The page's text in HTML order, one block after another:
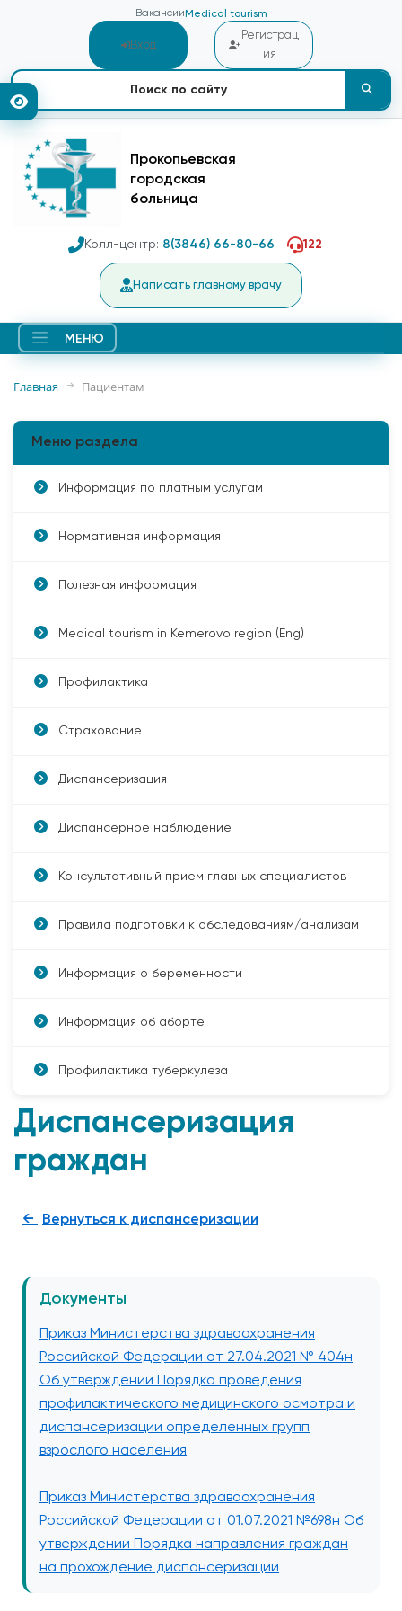
Вакансии Medical tourism
Вход
Регистрац
ия
Прокопьевская
городская
больница
Колл-центр: 8(3846) 66-80-66 122
Написать главному врачу
МЕНЮ
Главная Пациентам
Меню раздела
Информация по платным услугам
Нормативная информация
Полезная информация
Medical tourism in Kemerovo region (Eng)
Профилактика
Страхование
Диспансеризация
Диспансерное наблюдение
Консультативный прием главных специалистов
Правила подготовки к обследованиям/анализам
Информация о беременности
Информация об аборте
Профилактика туберкулеза
Диспансеризация
граждан
Вернуться к диспансеризации
Документы
Приказ Министерства здравоохранения
Российской Федерации от 27.04.2021 № 404н
Об утверждении Порядка проведения
профилактического медицинского осмотра и
диспансеризации определенных групп
взрослого населения
Приказ Министерства здравоохранения
Российской Федерации от 01.07.2021 №698н Об
утверждении Порядка направления граждан
на прохождение диспансеризации